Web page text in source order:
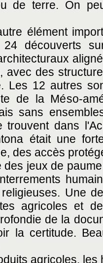
de terre. On
élément
24 découverts
avec des
Les 12 autres
de la Méso-
sans
trouvent dans
était une
des accès
des jeux de
Une
agricoles et
de la
la certitude.
agricoles,